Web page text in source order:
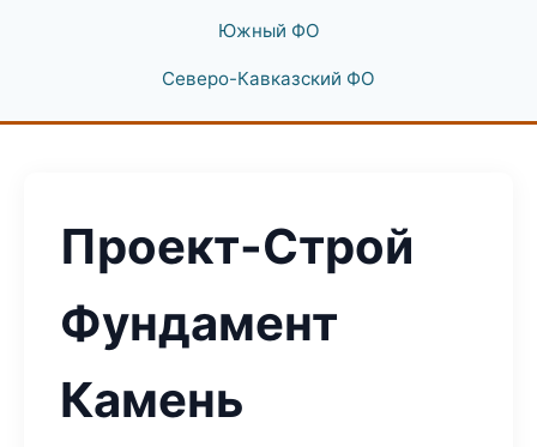
Южный ФО
Северо-Кавказский ФО
Проект-Строй
Фундамент
Камень